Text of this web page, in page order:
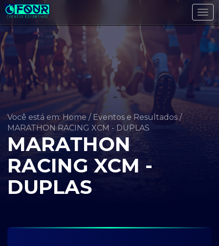
Você está em: Home / Eventos e Resultados /
MARATHON RACING XCM - DUPLAS
MARATHON
RACING XCM -
DUPLAS